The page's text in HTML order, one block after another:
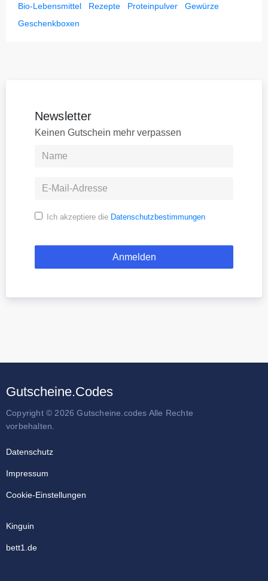
Bio-Lebensmittel
Rezepte Proteinpulver
Gewürze
Geschenkboxen
Newsletter
Keinen Gutschein mehr verpassen
Ich akzeptiere die Datenschutzbestimmungen
Gutscheine.Codes
Copyright © 2026 Gutscheine.codes Alle Rechte
vorbehalten.
Datenschutz
Impressum
Cookie-Einstellungen
Kinguin
bett1.de